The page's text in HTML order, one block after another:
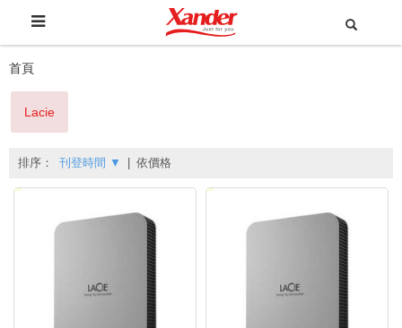
首頁
Lacie
排序： 刊登時間 ▼ 依價格